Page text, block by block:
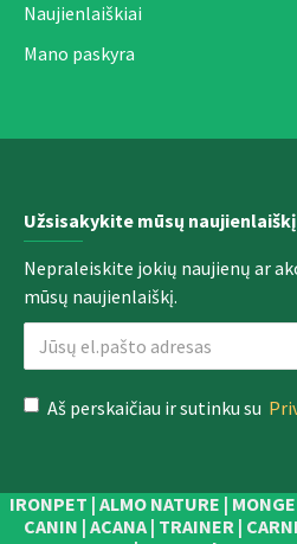
Naujienlaiškiai
Mano paskyra
Užsisakykite mūsų naujienlaiškį
Nepraleiskite jokių naujienų ar
mūsų naujienlaiškį.
Aš perskaičiau ir sutinku su
IRONPET | ALMO NATURE |
CANIN | ACANA | TRAINER |